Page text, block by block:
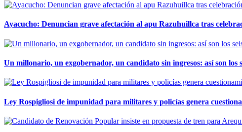
Ayacucho: Denuncian grave afectación al apu Razuhuillca tras
Un millonario, un exgobernador, un candidato sin ingresos: así son los
Ley Rospigliosi de impunidad para militares y policías genera